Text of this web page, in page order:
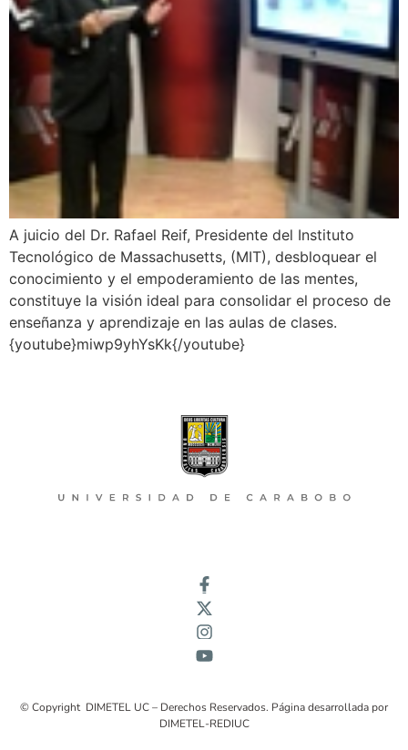
A juicio del Dr. Rafael Reif, Presidente del Instituto
Tecnológico de Massachusetts, (MIT), desbloquear el
conocimiento y el empoderamiento de las mentes,
constituye la visión ideal para consolidar el proceso de
enseñanza y aprendizaje en las aulas de clases.
{youtube}miwp9yhYsKk{/youtube}
© Copyright DIMETEL UC – Derechos Reservados. Página desarrollada por
DIMETEL-REDIUC